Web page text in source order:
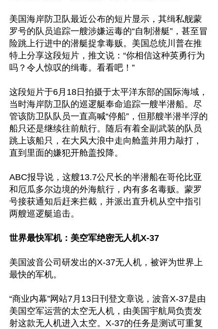
美国海岸防卫队最近公布的短片显示，其缉私舰蒙
罗号的队员追踪一艘涉嫌运毒的“自制潜艇”，甚至冒
险跳上行进中的潜艇捉拿毒贩。美国总统川普在推
特上分享这段短片，推文说：“你相信这种英勇行为
吗？令人惊叹的缉毒。看看吧！”
这段短片于6月18日拍摄于太平洋东部的国际海域，
当时海岸防卫队的巡逻艇奉命追踪一艘半潜船。尽
管该防卫队队员一直高喊“停船”，但那艘半潜半浮的
船只还是继续往前航行。随后有着全副武装的队员
跳上该船只，在大风大浪中走向舱盖并用力敲打，
直到里面的嫌犯开舱盖投降。
ABC报导说，这艘13.7公尺长的半潜船在哥伦比亚
和厄瓜多尔边境的外海航行，内有多名毒贩。蒙罗
号接获通知后赶来拦截，并派出直升机从空中指引
两艘巡逻艇追击。
世界最快军机：美空军绝密无人机X-37
美国波音公司研发出的X-37无人机，被评为世界上
最快的军机。
“商业内幕”网站7月13日刊登文章说，波音X-37是由
美国空军运营的太空无人机，由美国宇航局负责发
射这款无人机进入太空。X-37的任务是测试可重复